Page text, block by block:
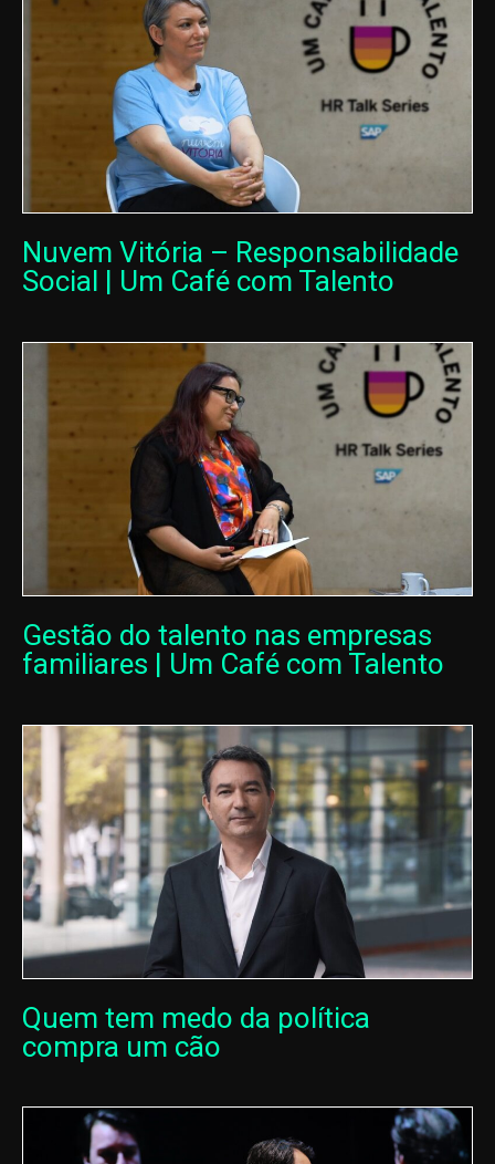
Nuvem Vitória – Responsabilidade
Social | Um Café com Talento
Gestão do talento nas empresas
familiares | Um Café com Talento
Quem tem medo da política
compra um cão